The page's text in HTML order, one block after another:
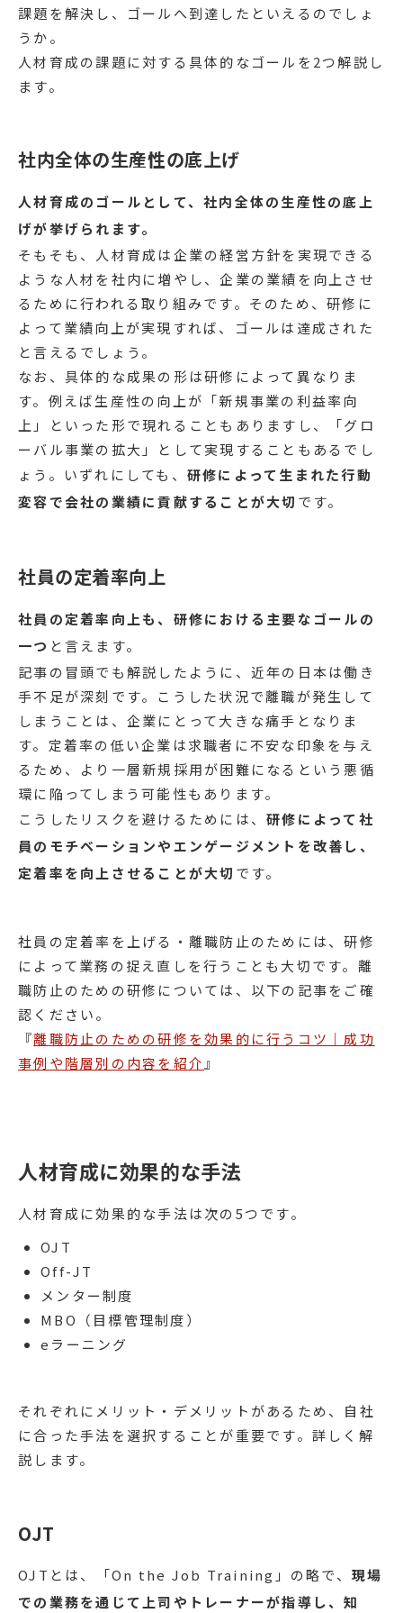
課題を解決し、ゴールへ到達したといえるのでしょ
うか。
人材育成の課題に対する具体的なゴールを2つ解説し
ます。
社内全体の生産性の底上げ
人材育成のゴールとして、社内全体の生産性の底上
げが挙げられます。
そもそも、人材育成は企業の経営方針を実現できる
ような人材を社内に増やし、企業の業績を向上させ
るために行われる取り組みです。そのため、研修に
よって業績向上が実現すれば、ゴールは達成された
と言えるでしょう。
なお、具体的な成果の形は研修によって異なりま
す。例えば生産性の向上が「新規事業の利益率向
上」といった形で現れることもありますし、「グロ
ーバル事業の拡大」として実現することもあるでし
ょう。いずれにしても、 研修によって生まれた行動
変容で会社の業績に貢献することが大切 です。
社員の定着率向上
社員の定着率向上も、研修における主要なゴールの
一つ と言えます。
記事の冒頭でも解説したように、近年の日本は働き
手不足が深刻です。こうした状況で離職が発生して
しまうことは、企業にとって大きな痛手となりま
す。定着率の低い企業は求職者に不安な印象を与え
るため、より一層新規採用が困難になるという悪循
環に陥ってしまう可能性もあります。
こうしたリスクを避けるためには、 研修によって社
員のモチベーションやエンゲージメントを改善し、
定着率を向上させることが大切 です。
社員の定着率を上げる・離職防止のためには、研修
によって業務の捉え直しを行うことも大切です。離
職防止のための研修については、以下の記事をご確
認ください。
『離職防止のための研修を効果的に行うコツ｜成功
事例や階層別の内容を紹介 』
人材育成に効果的な手法
人材育成に効果的な手法は次の5つです。
OJT
Off-JT
メンター制度
MBO（目標管理制度）
eラーニング
それぞれにメリット・デメリットがあるため、自社
に合った手法を選択することが重要です。詳しく解
説します。
OJT
OJTとは、「On the Job Training」の略で、 現場
での業務を通じて上司やトレーナーが指導し、知